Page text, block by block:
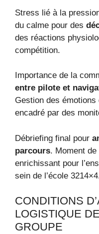
Stress lié à la
du calme pour des
des réactions
compétition.
Importance de la
entre pilote et
Gestion des
encadré par des
Débriefing final pour
parcours. Moment
enrichissant pour
sein de l’école
CONDITIONS
LOGISTIQUE
GROUPE